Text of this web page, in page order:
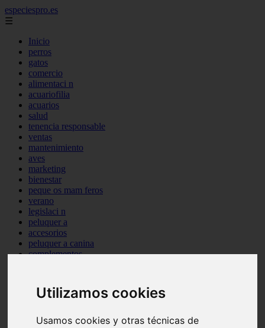
Utilizamos cookies
Usamos cookies y otras técnicas de
especiespro.es
☰
Inicio
perros
gatos
comercio
alimentaci n
acuariofilia
acuarios
salud
tenencia responsable
ventas
mantenimiento
aves
marketing
bienestar
peque os mam feros
verano
legislaci n
peluquer a
accesorios
peluquer a canina
complementos
protagonistas
reptiles
adopci n